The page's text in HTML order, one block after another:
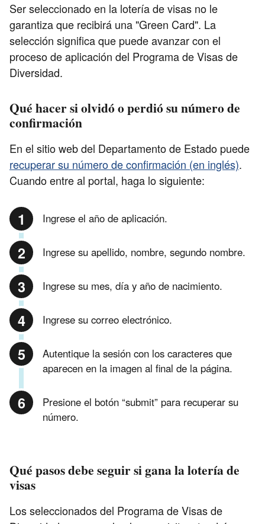
Ser seleccionado en la lotería de visas no le
garantiza que recibirá una "Green Card". La
selección significa que puede avanzar con el
proceso de aplicación del Programa de Visas de
Diversidad.
Qué hacer si olvidó o perdió su número de
confirmación
En el sitio web del Departamento de Estado puede
recuperar su número de confirmación (en inglés).
Cuando entre al portal, haga lo siguiente:
Ingrese el año de aplicación.
Ingrese su apellido, nombre, segundo nombre.
Ingrese su mes, día y año de nacimiento.
Ingrese su correo electrónico.
Autentique la sesión con los caracteres que
aparecen en la imagen al final de la página.
Presione el botón “submit” para recuperar su
número.
Qué pasos debe seguir si gana la lotería de
visas
Los seleccionados del Programa de Visas de